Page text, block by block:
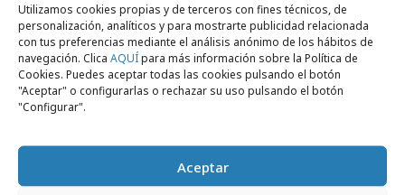
Utilizamos cookies propias y de terceros con fines técnicos, de
personalización, analíticos y para mostrarte publicidad relacionada
con tus preferencias mediante el análisis anónimo de los hábitos de
navegación. Clica AQUÍpara más información sobre la Política de
Cookies. Puedes aceptar todas las cookies pulsando el botón
"Aceptar" o configurarlas o rechazar su uso pulsando el botón
"Configurar".
Aceptar
lunes, 13 de julio 2026
La revista Ctrl ControlPublicidad lanza su
nº de julio 2026